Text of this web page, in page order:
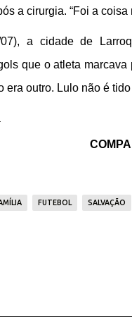
a cirurgia. “Foi a
07), a cidade de
que o atleta
era outro. Lulo não é
FUTEBOL SALVAÇÃO